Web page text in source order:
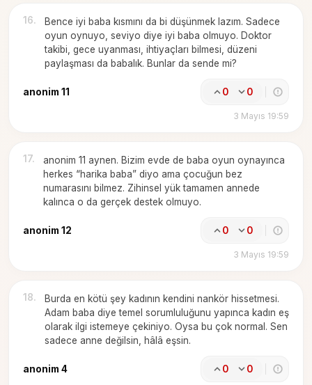
16.
Bence iyi baba kısmını da bi düşünmek lazım. Sadece
oyun oynuyo, seviyo diye iyi baba olmuyo. Doktor
takibi, gece uyanması, ihtiyaçları bilmesi, düzeni
paylaşması da babalık. Bunlar da sende mi?
anonim 11 0 0
3 Mayıs 19:59
17.
anonim 11 aynen. Bizim evde de baba oyun oynayınca
herkes “harika baba” diyo ama çocuğun bez
numarasını bilmez. Zihinsel yük tamamen annede
kalınca o da gerçek destek olmuyo.
anonim 12 0 0
3 Mayıs 19:59
18.
Burda en kötü şey kadının kendini nankör hissetmesi.
Adam baba diye temel sorumluluğunu yapınca kadın eş
olarak ilgi istemeye çekiniyo. Oysa bu çok normal. Sen
sadece anne değilsin, hâlâ eşsin.
anonim 4 0 0